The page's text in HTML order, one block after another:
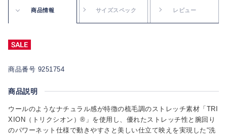
商品情報 サイズスペック レビュー
商品番号 9251754
商品説明
ウールのようなナチュラル感が特徴の梳毛調のストレッチ素材「TRI
XION（トリクシオン）®」を使用し、優れたストレッチ性と腕回り
のパワーネット仕様で動きやすさと美しい仕立て映えを実現した“洗